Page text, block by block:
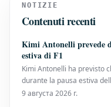
NOTIZIE
Contenuti recenti
Kimi Antonelli prevede
estiva di F1
Kimi Antonelli ha previsto
durante la pausa estiva
staccare. L'italiano ha
9 августа 2026 г.